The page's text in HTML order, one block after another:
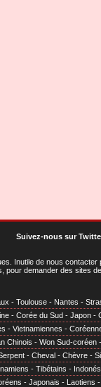
Suivez-nous sur
. Inutile de nous
pour demander des sites
- Toulouse - Nantes -
- Corée du Sud - Japon -
- Vietnamiennes -
Chinois - Won Sud-coréen
- Cheval - Chèvre -
- Tibétains -
- Japonais - Laotiens